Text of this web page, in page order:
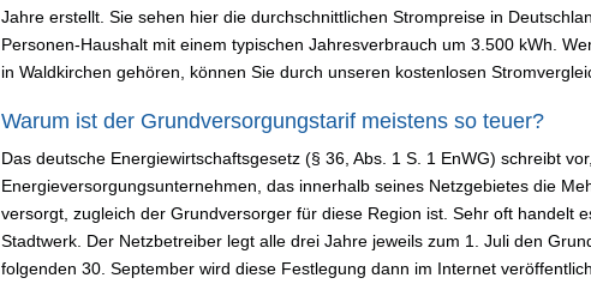
Jahre erstellt. Sie sehen hier die durchschnittlichen Strompreise in
Personen-Haushalt mit einem typischen Jahresverbrauch um 3.500 kWh.
in Waldkirchen gehören, können Sie durch unseren kostenlosen
Warum ist der Grundversorgungstarif meistens so teuer?
Das deutsche Energiewirtschaftsgesetz (§ 36, Abs. 1 S. 1 EnWG) schreibt
Energieversorgungsunternehmen, das innerhalb seines Netzgebietes die
versorgt, zugleich der Grundversorger für diese Region ist. Sehr oft handelt
Stadtwerk. Der Netzbetreiber legt alle drei Jahre jeweils zum 1. Juli den
folgenden 30. September wird diese Festlegung dann im Internet